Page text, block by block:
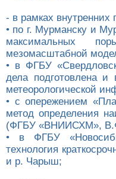
- в рамках
• по г. Мурманску и
максимальных
мезомасштабной
• в ФГБУ
дела подготовлена
метеорологической
• с опережением
метод определения
(ФГБУ «ВНИИСХМ»,
• в ФГБУ
технология
и р. Чарыш;